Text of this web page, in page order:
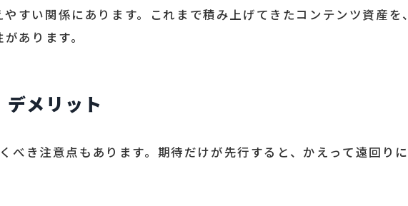
すい関係にあります。これまで積み上げてきたコンテンツ資産を、
あります。
メリット
べき注意点もあります。期待だけが先行すると、かえって遠回りに